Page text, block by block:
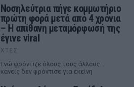
Νοσηλεύτρια πήγε κομμωτήριο
πρώτη φορά μετά από 4 χρόνια
– Η απίθανη μεταμόρφωσή της
έγινε viral
ΧΤΕΣ
Ενώ φρόντιζε όλους τους άλλους...
κανείς δεν φρόντισε για εκείνη